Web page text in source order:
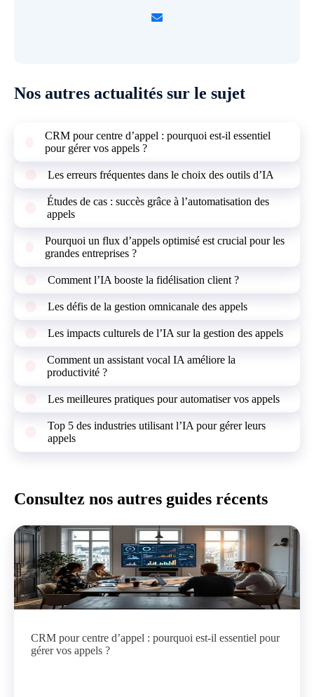
Nos autres actualités sur le sujet
CRM pour centre d’appel : pourquoi est-il essentiel
pour gérer vos appels ?
Les erreurs fréquentes dans le choix des outils d’IA
Études de cas : succès grâce à l’automatisation des
appels
Pourquoi un flux d’appels optimisé est crucial pour les
grandes entreprises ?
Comment l’IA booste la fidélisation client ?
Les défis de la gestion omnicanale des appels
Les impacts culturels de l’IA sur la gestion des appels
Comment un assistant vocal IA améliore la
productivité ?
Les meilleures pratiques pour automatiser vos appels
Top 5 des industries utilisant l’IA pour gérer leurs
appels
Consultez nos autres guides récents
CRM pour centre d’appel : pourquoi est-il essentiel pour
gérer vos appels ?